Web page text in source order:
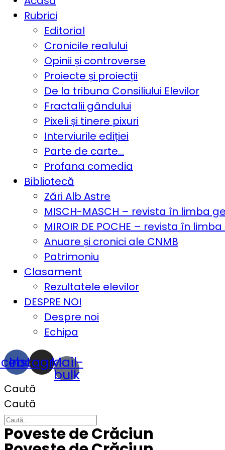
Rubrici
Editorial
Cronicile realului
Opinii și controverse
Proiecte și proiecții
De la tribuna Consiliului Elevilor
Fractalii gândului
Pixeli și tinere pixuri
Interviurile ediției
Parte de carte…
Profana comedia
Bibliotecă
Zări Alb Astre
MISCH-MASCH – revista în limba
MIROIR DE POCHE – revista în
Anuare și cronici ale CNMB
Patrimoniu
Clasament
Rezultatele elevilor
DESPRE NOI
Despre noi
Echipa
Instagram
Mail-
bulk
Caută
Caută
Poveste de Crăciun